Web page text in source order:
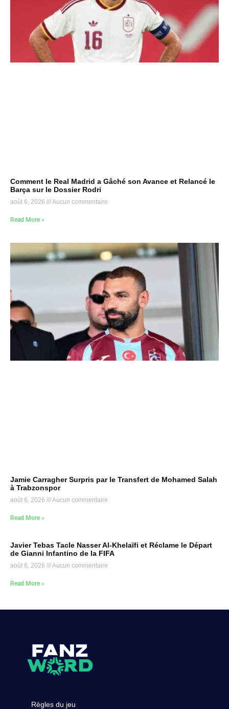
Comment le Real Madrid a Gâché son Avance et Relancé le
Barça sur le Dossier Rodri
août 6, 2026 Aucun commentaire
Read More »
Jamie Carragher Surpris par le Transfert de Mohamed Salah
à Trabzonspor
août 6, 2026 Aucun commentaire
Read More »
Javier Tebas Tacle Nasser Al-Khelaïfi et Réclame le Départ
de Gianni Infantino de la FIFA
août 6, 2026 Aucun commentaire
Read More »
Règles du jeu